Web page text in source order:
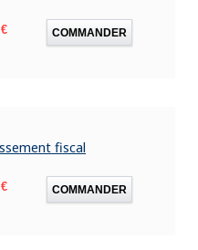
COMMANDER
fiscal
COMMANDER